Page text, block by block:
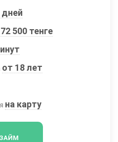
500 тенге
от 18 лет
на карту